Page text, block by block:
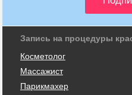
Запись на процедуры
Косметолог
Массажист
Парикмахер